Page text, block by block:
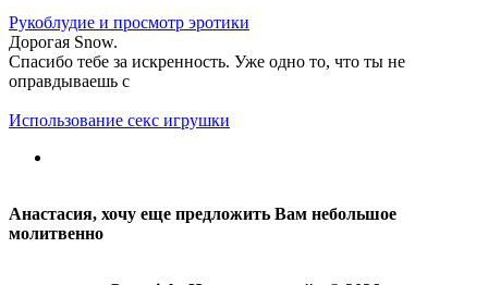
Рукоблудие и просмотр эротики
Дорогая Snow.
Спасибо тебе за искренность. Уже одно то, что ты не
оправдываешь с
Использование секс игрушки
Анастасия, хочу еще предложить Вам небольшое
молитвенно